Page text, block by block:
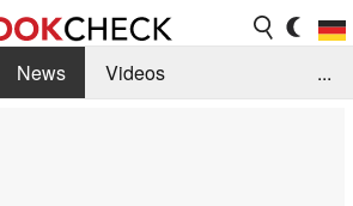
News
Videos
...